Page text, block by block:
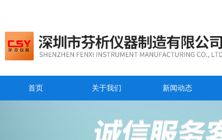
首页 关于我们 新闻动态